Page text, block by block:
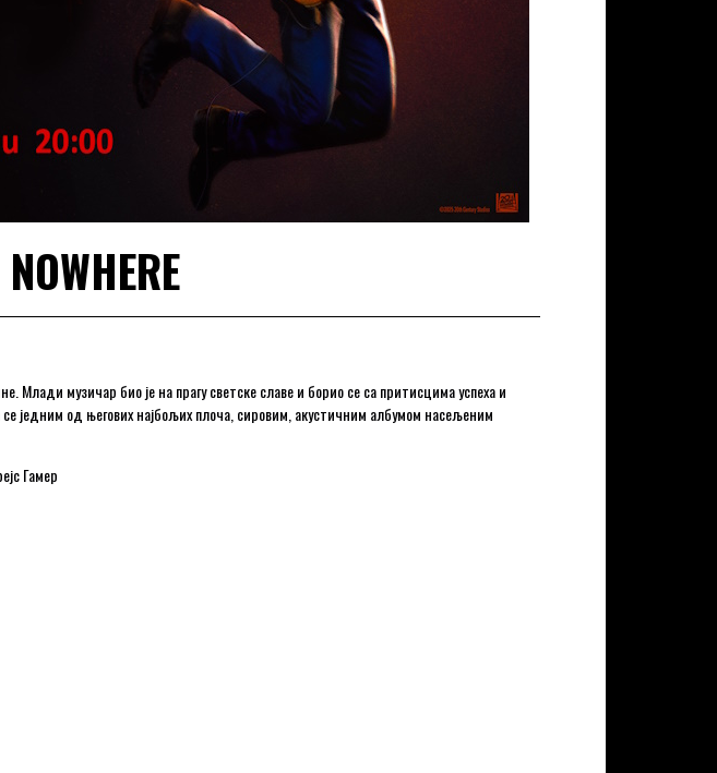
музичар био је на прагу светске славе и борио се са притисцима успеха и
једним од његових најбољих плоча, сировим, акустичним албумом насељеним
Гамер